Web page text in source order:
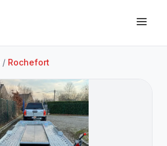
/ Rochefort